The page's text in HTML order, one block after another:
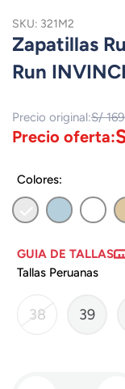
SKU: 321M2
Zapatillas
Run
Precio original:S/
Precio oferta:
Colores:
GUIA DE TALLAS
Tallas Peruanas
38 39